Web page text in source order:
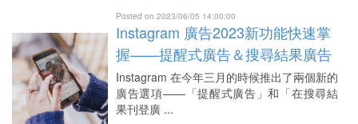
Posted on 2023/06/05 14:00:00
Instagram 廣告2023新功能快速掌
握——提醒式廣告＆搜尋結果廣告
｜專案式顧問服務
Instagram 在今年三月的時候推出了兩個新的
廣告選項——「提醒式廣告」和「在搜尋結
果刊登廣 ...